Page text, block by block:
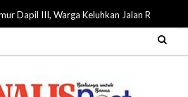
Dapil III, Warga Keluhkan Jalan Rusak, Air